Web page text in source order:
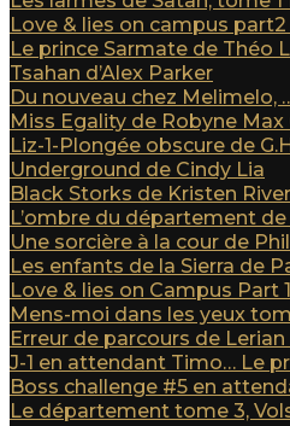
Love & lies on campus part2
Le prince Sarmate de Théo
Tsahan d’Alex Parker
Du nouveau chez Melimelo,
Miss Egality de Robyne Max
Liz-1-Plongée obscure de
Underground de Cindy Lia
Black Storks de Kristen
L’ombre du département
Une sorcière à la cour de
Les enfants de la Sierra de
Love & lies on Campus Part
Mens-moi dans les yeux
Erreur de parcours de Lerian
J-1 en attendant Timo… Le
Boss challenge #5 en
Le département tome 3,